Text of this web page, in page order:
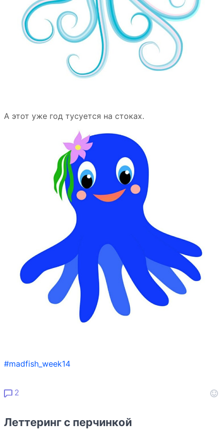
А этот уже год тусуется на стоках.
#madfish_week14
2
Леттеринг с перчинкой